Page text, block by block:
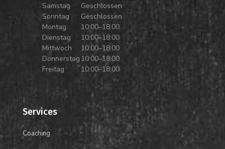
Samstag
Geschlossen
Sonntag
Geschlossen
Montag
10:00–18:00
Dienstag
10:00–18:00
Mittwoch
10:00–18:00
Donnerstag 10:00–18:00
Freitag
10:00–18:00
Services
Coaching